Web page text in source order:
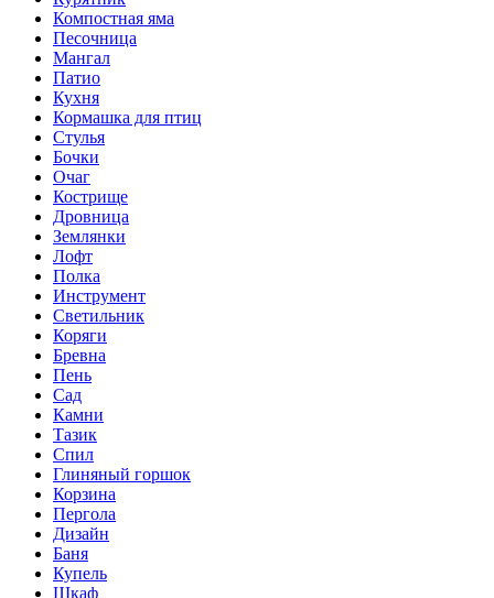
Компостная яма
Песочница
Мангал
Патио
Кухня
Кормашка для птиц
Стулья
Бочки
Очаг
Кострище
Дровница
Землянки
Лофт
Полка
Инструмент
Светильник
Коряги
Бревна
Пень
Сад
Камни
Тазик
Спил
Глиняный горшок
Корзина
Пергола
Дизайн
Баня
Купель
Шкаф